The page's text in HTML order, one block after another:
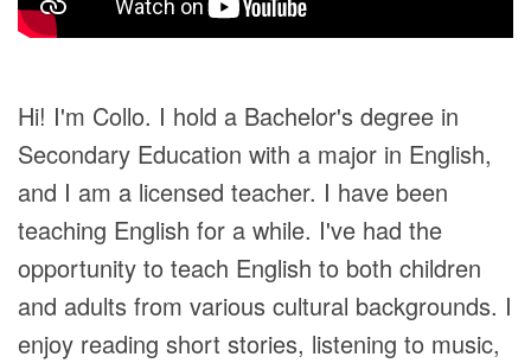
Hi! I'm Collo. I hold a Bachelor's degree in
Secondary Education with a major in English,
and I am a licensed teacher. I have been
teaching English for a while. I've had the
opportunity to teach English to both children
and adults from various cultural backgrounds. I
enjoy reading short stories, listening to music,